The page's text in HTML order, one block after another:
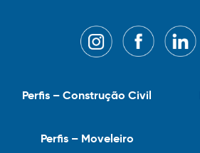
Perfis – Construção Civil
Perfis – Moveleiro